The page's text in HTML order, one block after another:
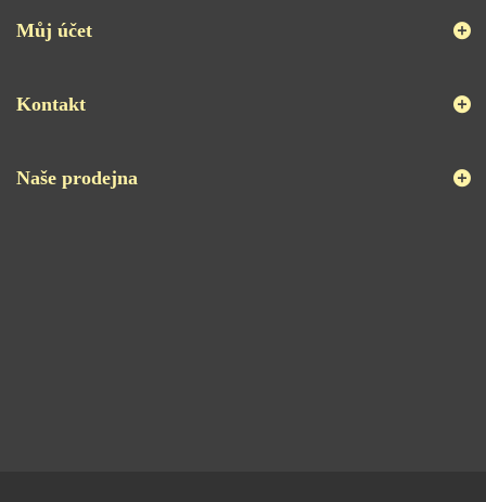
Můj účet
Kontakt
Naše prodejna